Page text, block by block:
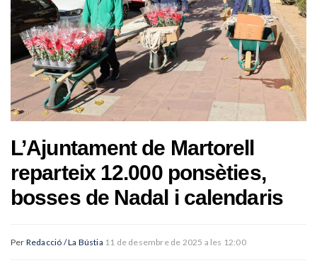
L’Ajuntament de Martorell
reparteix 12.000 ponsèties,
bosses de Nadal i calendaris
Per Redacció / La Bústia 11 de desembre de 2025 a les 12:00